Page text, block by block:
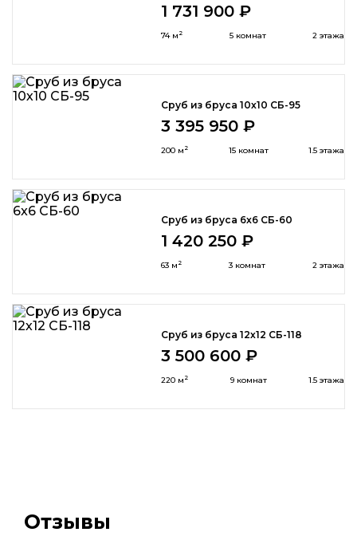
1 731 900 ₽
74 м 2 5 комнат 2 этажа
Сруб из бруса 10х10 СБ-95
3 395 950 ₽
200 м 2 15 комнат 1.5 этажа
Сруб из бруса 6x6 СБ-60
1 420 250 ₽
63 м 2 3 комнат 2 этажа
Сруб из бруса 12х12 СБ-118
3 500 600 ₽
220 м 2 9 комнат 1.5 этажа
Отзывы